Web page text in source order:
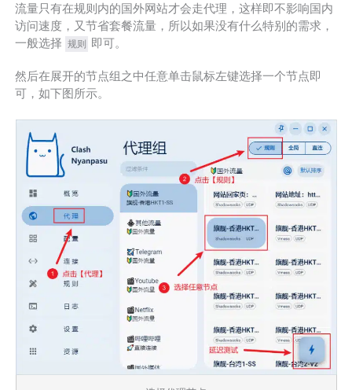
流量只有在规则内的国外网站才会走代理，这样即不影响国内
访问速度，又节省套餐流量，所以如果没有什么特别的需求，
一般选择 规则 即可。
然后在展开的节点组之中任意单击鼠标左键选择一个节点即
可，如下图所示。